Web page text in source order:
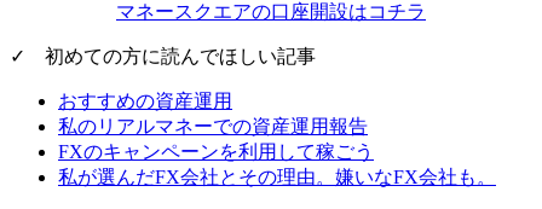
マネースクエアの口座開設はコチラ
✓ 初めての方に読んでほしい記事
おすすめの資産運用
私のリアルマネーでの資産運用報告
FXのキャンペーンを利用して稼ごう
私が選んだFX会社とその理由。嫌いなFX会社も。